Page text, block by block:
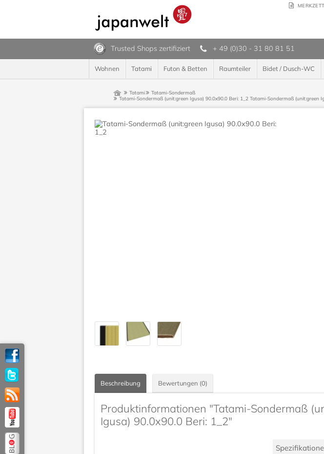
Trusted Shops zertifiziert + 49 (0)30 - 31 80 81 51
Wohnen Tatami Futon & Betten Raumteiler Bidet / Dusch-WC
Tatami
Tatami-Sondermaß
Tatami-Sondermaß (unit:green Igusa) 90.0x90.0 Beri: 1_2Tatami-Sondermaß (unit:green
Beschreibung Bewertungen (0)
Produktinformationen "Tatami-Sondermaß
Igusa) 90.0x90.0 Beri: 1_2"